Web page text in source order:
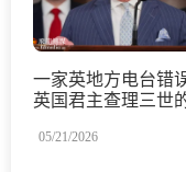
一家英地方电台错
英国君主查理三世
05/21/2026